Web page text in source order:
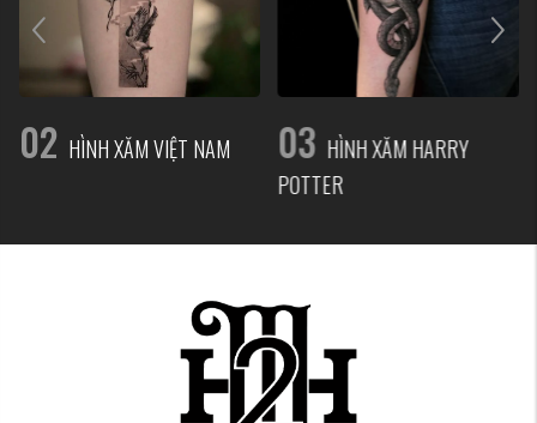
02 HÌNH XĂM VIỆT NAM 03 HÌNH XĂM HARRY
POTTER